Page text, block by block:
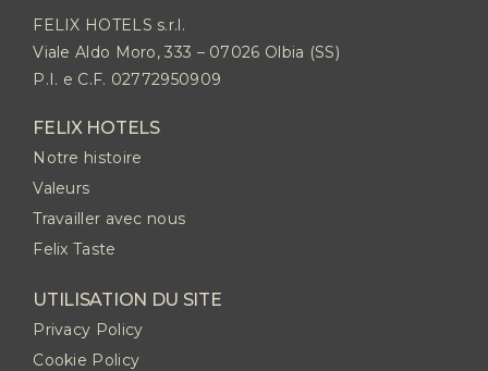
FELIX HOTELS s.r.l.
Viale Aldo Moro, 333 – 07026 Olbia (SS)
P.I. e C.F. 02772950909
FELIX HOTELS
Notre histoire
Valeurs
Travailler avec nous
Felix Taste
UTILISATION DU SITE
Privacy Policy
Cookie Policy